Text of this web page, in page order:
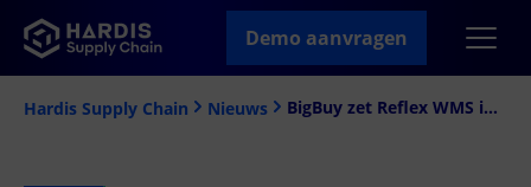
Demo aanvragen
Hardis Supply Chain Nieuws BigBuy zet Reflex WMS in om zijn positie als wereldwijde partner voor e-commerce te versterken